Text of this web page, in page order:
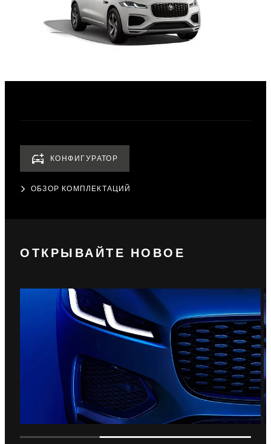
КОНФИГУРАТОР
ОБЗОР КОМПЛЕКТАЦИЙ
ОТКРЫВАЙТЕ НОВОЕ